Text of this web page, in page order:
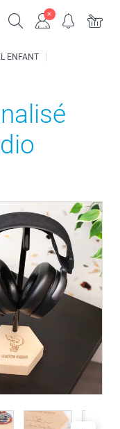
ENFANT